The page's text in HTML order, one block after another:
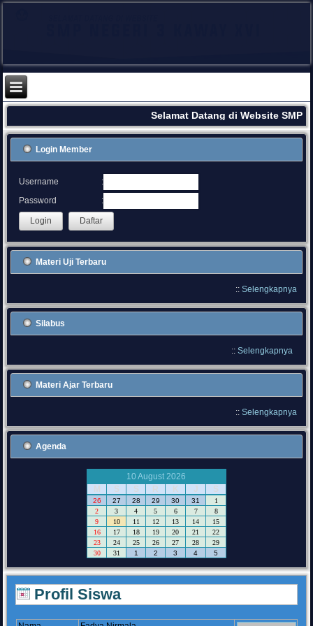
Selamat Datang di Website
Login Member
Username
:
Password
:
Materi Uji Terbaru
:: Selengkapnya
Silabus
:: Selengkapnya
Materi Ajar Terbaru
:: Selengkapnya
Agenda
10 August 2026
M
S S R K J S
26 27 28 29 30 31
1
2
3 4 5 6 7
8
9
10 11 12 13 14
15
16
17 18 19 20 21
22
23
24 25 26 27 28
29
30
31 1 2 3 4 5
Profil Siswa